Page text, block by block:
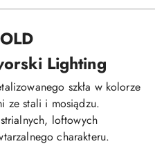
Lighting
szkła w kolorze
ze stali i mosiądzu.
loftowych
charakteru.